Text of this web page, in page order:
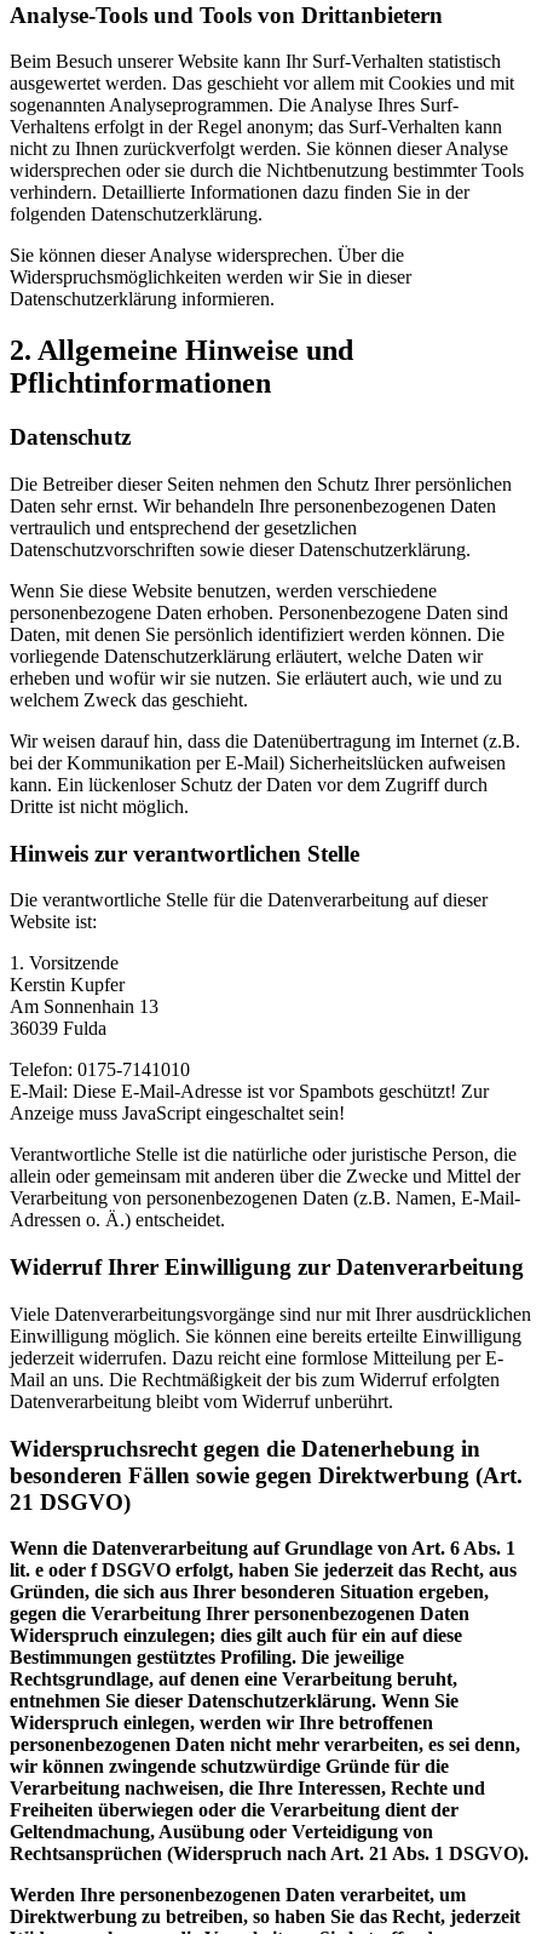
Analyse-Tools und Tools von Drittanbietern
Beim Besuch unserer Website kann Ihr Surf-Verhalten statistisch
ausgewertet werden. Das geschieht vor allem mit Cookies und mit
sogenannten Analyseprogrammen. Die Analyse Ihres Surf-
Verhaltens erfolgt in der Regel anonym; das Surf-Verhalten kann
nicht zu Ihnen zurückverfolgt werden. Sie können dieser Analyse
widersprechen oder sie durch die Nichtbenutzung bestimmter Tools
verhindern. Detaillierte Informationen dazu finden Sie in der
folgenden Datenschutzerklärung.
Sie können dieser Analyse widersprechen. Über die
Widerspruchsmöglichkeiten werden wir Sie in dieser
Datenschutzerklärung informieren.
2. Allgemeine Hinweise und
Pflichtinformationen
Datenschutz
Die Betreiber dieser Seiten nehmen den Schutz Ihrer persönlichen
Daten sehr ernst. Wir behandeln Ihre personenbezogenen Daten
vertraulich und entsprechend der gesetzlichen
Datenschutzvorschriften sowie dieser Datenschutzerklärung.
Wenn Sie diese Website benutzen, werden verschiedene
personenbezogene Daten erhoben. Personenbezogene Daten sind
Daten, mit denen Sie persönlich identifiziert werden können. Die
vorliegende Datenschutzerklärung erläutert, welche Daten wir
erheben und wofür wir sie nutzen. Sie erläutert auch, wie und zu
welchem Zweck das geschieht.
Wir weisen darauf hin, dass die Datenübertragung im Internet (z.B.
bei der Kommunikation per E-Mail) Sicherheitslücken aufweisen
kann. Ein lückenloser Schutz der Daten vor dem Zugriff durch
Dritte ist nicht möglich.
Hinweis zur verantwortlichen Stelle
Die verantwortliche Stelle für die Datenverarbeitung auf dieser
Website ist:
1. Vorsitzende
Kerstin Kupfer
Am Sonnenhain 13
36039 Fulda
Telefon: 0175-7141010
E-Mail: Diese E-Mail-Adresse ist vor Spambots geschützt! Zur
Anzeige muss JavaScript eingeschaltet sein!
Verantwortliche Stelle ist die natürliche oder juristische Person, die
allein oder gemeinsam mit anderen über die Zwecke und Mittel der
Verarbeitung von personenbezogenen Daten (z.B. Namen, E-Mail-
Adressen o. Ä.) entscheidet.
Widerruf Ihrer Einwilligung zur Datenverarbeitung
Viele Datenverarbeitungsvorgänge sind nur mit Ihrer ausdrücklichen
Einwilligung möglich. Sie können eine bereits erteilte Einwilligung
jederzeit widerrufen. Dazu reicht eine formlose Mitteilung per E-
Mail an uns. Die Rechtmäßigkeit der bis zum Widerruf erfolgten
Datenverarbeitung bleibt vom Widerruf unberührt.
Widerspruchsrecht gegen die Datenerhebung in
besonderen Fällen sowie gegen Direktwerbung (Art.
21 DSGVO)
Wenn die Datenverarbeitung auf Grundlage von Art. 6 Abs. 1
lit. e oder f DSGVO erfolgt, haben Sie jederzeit das Recht, aus
Gründen, die sich aus Ihrer besonderen Situation ergeben,
gegen die Verarbeitung Ihrer personenbezogenen Daten
Widerspruch einzulegen; dies gilt auch für ein auf diese
Bestimmungen gestütztes Profiling. Die jeweilige
Rechtsgrundlage, auf denen eine Verarbeitung beruht,
entnehmen Sie dieser Datenschutzerklärung. Wenn Sie
Widerspruch einlegen, werden wir Ihre betroffenen
personenbezogenen Daten nicht mehr verarbeiten, es sei denn,
wir können zwingende schutzwürdige Gründe für die
Verarbeitung nachweisen, die Ihre Interessen, Rechte und
Freiheiten überwiegen oder die Verarbeitung dient der
Geltendmachung, Ausübung oder Verteidigung von
Rechtsansprüchen (Widerspruch nach Art. 21 Abs. 1 DSGVO).
Werden Ihre personenbezogenen Daten verarbeitet, um
Direktwerbung zu betreiben, so haben Sie das Recht, jederzeit